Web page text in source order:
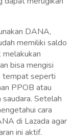
DANA,
memiliki saldo
melakukan
bisa mengisi
tempat seperti
PPOB atau
Setelah
cara
di Lazada agar
ini aktif.